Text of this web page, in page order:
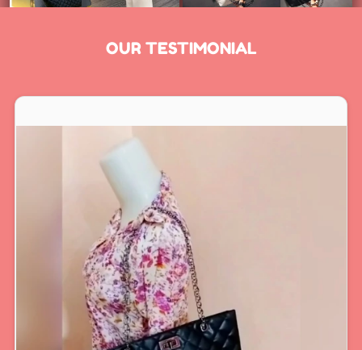
OUR TESTIMONIAL